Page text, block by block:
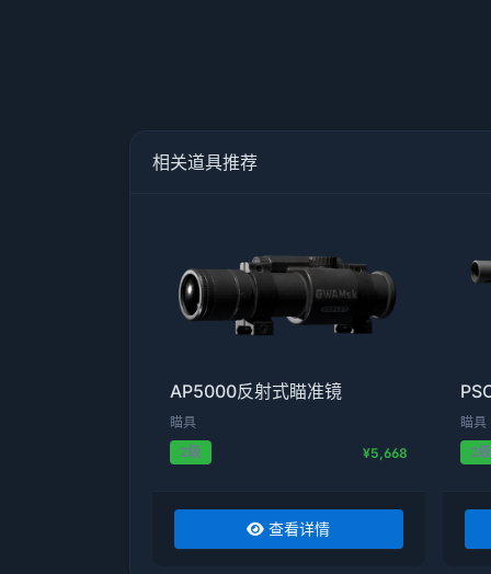
相关道具推荐
AP5000反射式瞄准镜
瞄具
2级
¥5,668
查看详情
瞄具
2级